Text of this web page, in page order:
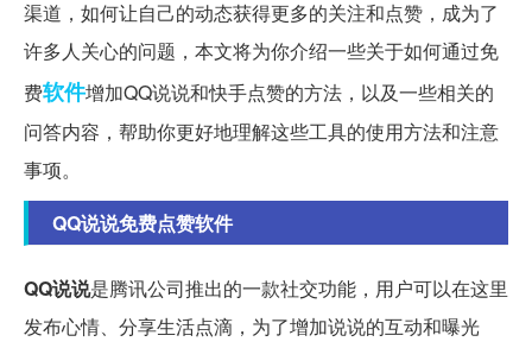
渠道，如何让自己的动态获得更多的关注和点赞，成为了
许多人关心的问题，本文将为你介绍一些关于如何通过免
费软件增加QQ说说和快手点赞的方法，以及一些相关的
问答内容，帮助你更好地理解这些工具的使用方法和注意
事项。
QQ说说免费点赞软件
QQ说说是腾讯公司推出的一款社交功能，用户可以在这里
发布心情、分享生活点滴，为了增加说说的互动和曝光